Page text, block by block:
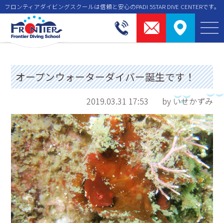
フロンティアダイビングスクールは信頼と安⼼のPADI 5STAR DIVE CENTERです。
オープンウォーターダイバー誕生です！
2019.03.31 17:53 by いせかずみ